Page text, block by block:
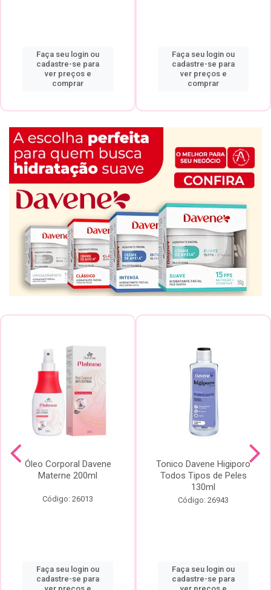
Faça seu login ou
cadastre-se para
ver preços e
comprar
Faça seu login ou
cadastre-se para
ver preços e
comprar
Óleo Corporal Davene
Materne 200ml
Código: 26013
Faça seu login ou
cadastre-se para
Tonico Davene Higiporo
Todos Tipos de Peles
130ml
Código: 26943
Faça seu login ou
cadastre-se para